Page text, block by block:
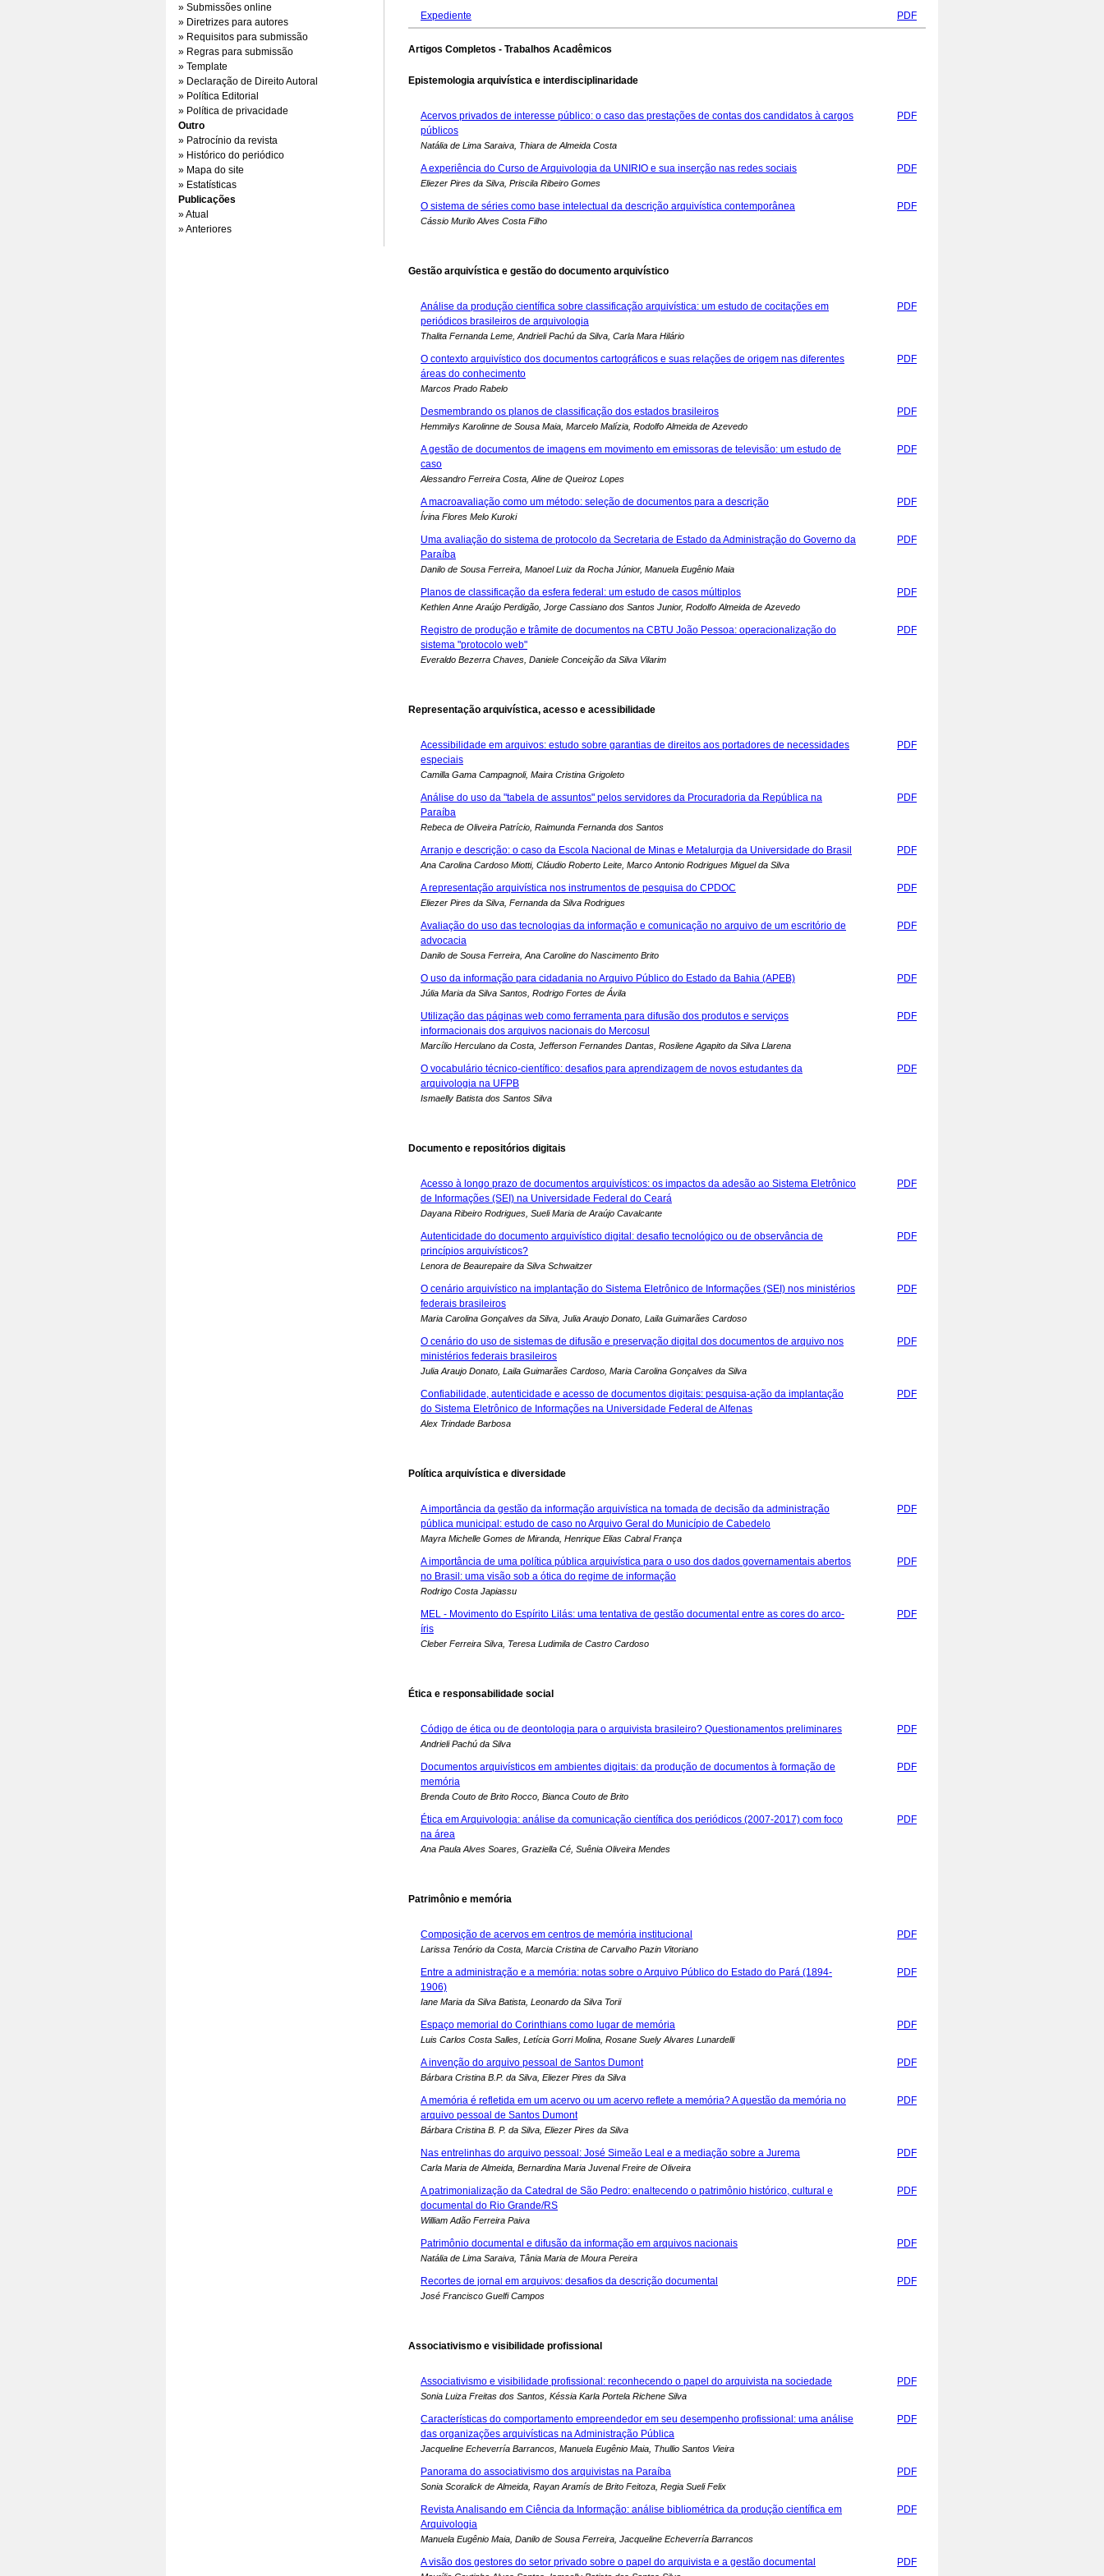
» Submissões online
» Diretrizes para autores
» Requisitos para submissão
» Regras para submissão
» Template
» Declaração de Direito Autoral
» Política Editorial
» Política de privacidade
Outro
» Patrocínio da revista
» Histórico do periódico
» Mapa do site
» Estatísticas
Publicações
» Atual
» Anteriores
Expediente PDF
Artigos Completos - Trabalhos Acadêmicos
Epistemologia arquivística e interdisciplinaridade
Acervos privados de interesse público: o caso das prestações de contas dos candidatos à cargos
públicos
PDF
Natália de Lima Saraiva, Thiara de Almeida Costa
A experiência do Curso de Arquivologia da UNIRIO e sua inserção nas redes sociais PDF
Eliezer Pires da Silva, Priscila Ribeiro Gomes
O sistema de séries como base intelectual da descrição arquivística contemporânea PDF
Cássio Murilo Alves Costa Filho
Gestão arquivística e gestão do documento arquivístico
Análise da produção científica sobre classificação arquivística: um estudo de cocitações em
periódicos brasileiros de arquivologia
PDF
Thalita Fernanda Leme, Andrieli Pachú da Silva, Carla Mara Hilário
O contexto arquivístico dos documentos cartográficos e suas relações de origem nas diferentes
áreas do conhecimento
PDF
Marcos Prado Rabelo
Desmembrando os planos de classificação dos estados brasileiros PDF
Hemmilys Karolinne de Sousa Maia, Marcelo Malízia, Rodolfo Almeida de Azevedo
A gestão de documentos de imagens em movimento em emissoras de televisão: um estudo de
caso
PDF
Alessandro Ferreira Costa, Aline de Queiroz Lopes
A macroavaliação como um método: seleção de documentos para a descrição PDF
Ívina Flores Melo Kuroki
Uma avaliação do sistema de protocolo da Secretaria de Estado da Administração do Governo da
Paraíba
PDF
Danilo de Sousa Ferreira, Manoel Luiz da Rocha Júnior, Manuela Eugênio Maia
Planos de classificação da esfera federal: um estudo de casos múltiplos PDF
Kethlen Anne Araújo Perdigão, Jorge Cassiano dos Santos Junior, Rodolfo Almeida de Azevedo
Registro de produção e trâmite de documentos na CBTU João Pessoa: operacionalização do
sistema "protocolo web"
PDF
Everaldo Bezerra Chaves, Daniele Conceição da Silva Vilarim
Representação arquivística, acesso e acessibilidade
Acessibilidade em arquivos: estudo sobre garantias de direitos aos portadores de necessidades
especiais
PDF
Camilla Gama Campagnoli, Maira Cristina Grigoleto
Análise do uso da "tabela de assuntos" pelos servidores da Procuradoria da República na
Paraíba
PDF
Rebeca de Oliveira Patrício, Raimunda Fernanda dos Santos
Arranjo e descrição: o caso da Escola Nacional de Minas e Metalurgia da Universidade do Brasil PDF
Ana Carolina Cardoso Miotti, Cláudio Roberto Leite, Marco Antonio Rodrigues Miguel da Silva
A representação arquivística nos instrumentos de pesquisa do CPDOC PDF
Eliezer Pires da Silva, Fernanda da Silva Rodrigues
Avaliação do uso das tecnologias da informação e comunicação no arquivo de um escritório de
advocacia
PDF
Danilo de Sousa Ferreira, Ana Caroline do Nascimento Brito
O uso da informação para cidadania no Arquivo Público do Estado da Bahia (APEB) PDF
Júlia Maria da Silva Santos, Rodrigo Fortes de Ávila
Utilização das páginas web como ferramenta para difusão dos produtos e serviços
informacionais dos arquivos nacionais do Mercosul
PDF
Marcílio Herculano da Costa, Jefferson Fernandes Dantas, Rosilene Agapito da Silva Llarena
O vocabulário técnico-científico: desafios para aprendizagem de novos estudantes da
arquivologia na UFPB
PDF
Ismaelly Batista dos Santos Silva
Documento e repositórios digitais
Acesso à longo prazo de documentos arquivísticos: os impactos da adesão ao Sistema Eletrônico
de Informações (SEI) na Universidade Federal do Ceará
PDF
Dayana Ribeiro Rodrigues, Sueli Maria de Araújo Cavalcante
Autenticidade do documento arquivístico digital: desafio tecnológico ou de observância de
princípios arquivísticos?
PDF
Lenora de Beaurepaire da Silva Schwaitzer
O cenário arquivístico na implantação do Sistema Eletrônico de Informações (SEI) nos ministérios
federais brasileiros
PDF
Maria Carolina Gonçalves da Silva, Julia Araujo Donato, Laila Guimarães Cardoso
O cenário do uso de sistemas de difusão e preservação digital dos documentos de arquivo nos
ministérios federais brasileiros
PDF
Julia Araujo Donato, Laila Guimarães Cardoso, Maria Carolina Gonçalves da Silva
Confiabilidade, autenticidade e acesso de documentos digitais: pesquisa-ação da implantação
do Sistema Eletrônico de Informações na Universidade Federal de Alfenas
PDF
Alex Trindade Barbosa
Política arquivística e diversidade
A importância da gestão da informação arquivística na tomada de decisão da administração
pública municipal: estudo de caso no Arquivo Geral do Município de Cabedelo
PDF
Mayra Michelle Gomes de Miranda, Henrique Elias Cabral França
A importância de uma política pública arquivística para o uso dos dados governamentais abertos
no Brasil: uma visão sob a ótica do regime de informação
PDF
Rodrigo Costa Japiassu
MEL - Movimento do Espírito Lilás: uma tentativa de gestão documental entre as cores do arco-
íris
PDF
Cleber Ferreira Silva, Teresa Ludimila de Castro Cardoso
Ética e responsabilidade social
Código de ética ou de deontologia para o arquivista brasileiro? Questionamentos preliminares PDF
Andrieli Pachú da Silva
Documentos arquivísticos em ambientes digitais: da produção de documentos à formação de
memória
PDF
Brenda Couto de Brito Rocco, Bianca Couto de Brito
Ética em Arquivologia: análise da comunicação científica dos periódicos (2007-2017) com foco
na área
PDF
Ana Paula Alves Soares, Graziella Cé, Suênia Oliveira Mendes
Patrimônio e memória
Composição de acervos em centros de memória institucional PDF
Larissa Tenório da Costa, Marcia Cristina de Carvalho Pazin Vitoriano
Entre a administração e a memória: notas sobre o Arquivo Público do Estado do Pará (1894-
1906)
PDF
Iane Maria da Silva Batista, Leonardo da Silva Torii
Espaço memorial do Corinthians como lugar de memória PDF
Luis Carlos Costa Salles, Letícia Gorri Molina, Rosane Suely Alvares Lunardelli
A invenção do arquivo pessoal de Santos Dumont PDF
Bárbara Cristina B.P. da Silva, Eliezer Pires da Silva
A memória é refletida em um acervo ou um acervo reflete a memória? A questão da memória no
arquivo pessoal de Santos Dumont
PDF
Bárbara Cristina B. P. da Silva, Eliezer Pires da Silva
Nas entrelinhas do arquivo pessoal: José Simeão Leal e a mediação sobre a Jurema PDF
Carla Maria de Almeida, Bernardina Maria Juvenal Freire de Oliveira
A patrimonialização da Catedral de São Pedro: enaltecendo o patrimônio histórico, cultural e
documental do Rio Grande/RS
PDF
William Adão Ferreira Paiva
Patrimônio documental e difusão da informação em arquivos nacionais PDF
Natália de Lima Saraiva, Tânia Maria de Moura Pereira
Recortes de jornal em arquivos: desafios da descrição documental PDF
José Francisco Guelfi Campos
Associativismo e visibilidade profissional
Associativismo e visibilidade profissional: reconhecendo o papel do arquivista na sociedade PDF
Sonia Luiza Freitas dos Santos, Késsia Karla Portela Richene Silva
Características do comportamento empreendedor em seu desempenho profissional: uma análise
das organizações arquivísticas na Administração Pública
PDF
Jacqueline Echeverría Barrancos, Manuela Eugênio Maia, Thullio Santos Vieira
Panorama do associativismo dos arquivistas na Paraíba PDF
Sonia Scoralick de Almeida, Rayan Aramís de Brito Feitoza, Regia Sueli Felix
Revista Analisando em Ciência da Informação: análise bibliométrica da produção científica em
Arquivologia
PDF
Manuela Eugênio Maia, Danilo de Sousa Ferreira, Jacqueline Echeverría Barrancos
A visão dos gestores do setor privado sobre o papel do arquivista e a gestão documental PDF